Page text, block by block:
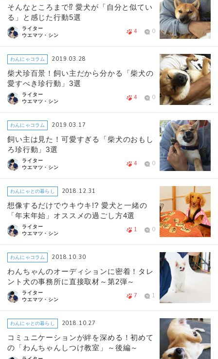
そんなところまで⁉ 愛犬が「自分と似てい
る」と感じた行動5選
ライター
ウエマツ・シン
4 0
わんにゃコラム 2019.03.28
柴犬珍百景！飼い主だから分かる「柴犬の
愛すべき珍行動」3選
ライター
ウエマツ・シン
4 0
わんにゃコラム 2019.03.17
飼い主は見た！可愛すぎる「柴犬のおもし
ろ珍行動」3選
ライター
ウエマツ・シン
4 0
わんにゃとの暮らし 2018.12.31
想像するだけでウキウキ!? 愛犬と一緒の
「年末年始」オススメの過ごし方4選
ライター
ウエマツ・シン
1 0
わんにゃコラム 2018.10.30
わんちゃんのオーディションに密着！タレ
ント犬の事務所に直接取材～第2弾～
ライター
ウエマツ・シン
7 1
わんにゃとの暮らし 2018.10.27
コミュニケーションが絆を深める！初めて
の「わんちゃんしつけ教室」～後編～